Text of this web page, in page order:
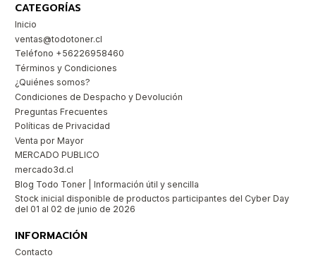
CATEGORÍAS
Inicio
ventas@todotoner.cl
Teléfono +56226958460
Términos y Condiciones
¿Quiénes somos?
Condiciones de Despacho y Devolución
Preguntas Frecuentes
Políticas de Privacidad
Venta por Mayor
MERCADO PUBLICO
mercado3d.cl
Blog Todo Toner | Información útil y sencilla
Stock inicial disponible de productos participantes del Cyber Day
del 01 al 02 de junio de 2026
INFORMACIÓN
Contacto